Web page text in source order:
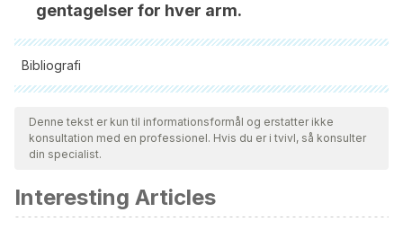
gentagelser for hver arm.
Bibliografi
Alle citerede kilder blev grundigt gennemgået af vores team
for at sikre deres kvalitet, pålidelighed, aktualitet og validitet.
Bibliografien i denne artikel blev betragtet som pålidelig og af
Malina, R. M. (2018). Antropometría.
https://doi.org/10.1108/JCM-06-2013-0592
Denne tekst er kun til informationsformål og erstatter ikke
konsultation med en professionel. Hvis du er i tvivl, så konsulter
din specialist.
Interesting Articles